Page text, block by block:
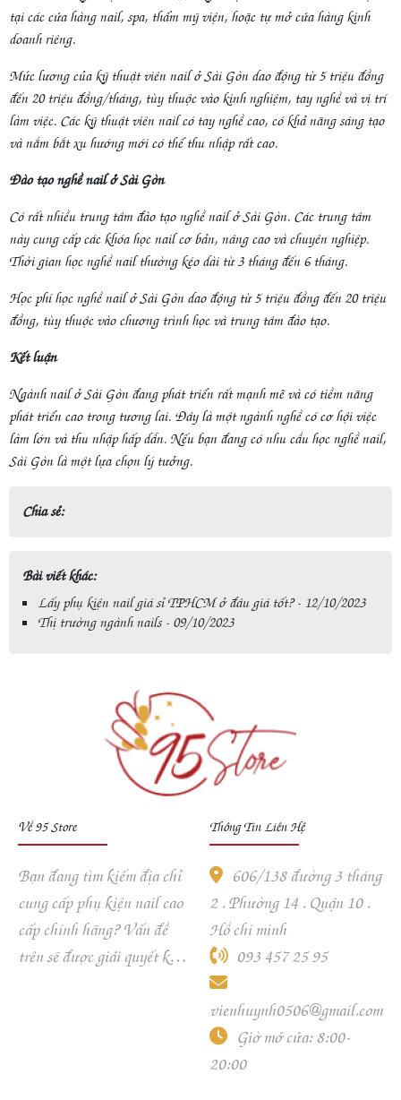
tại các cửa hàng nail, spa, thẩm mỹ viện, hoặc tự mở cửa hàng kinh
doanh riêng.
Mức lương của kỹ thuật viên nail ở Sài Gòn dao động từ 5 triệu đồng
đến 20 triệu đồng/tháng, tùy thuộc vào kinh nghiệm, tay nghề và vị trí
làm việc. Các kỹ thuật viên nail có tay nghề cao, có khả năng sáng tạo
và nắm bắt xu hướng mới có thể thu nhập rất cao.
Đào tạo nghề nail ở Sài Gòn
Có rất nhiều trung tâm đào tạo nghề nail ở Sài Gòn. Các trung tâm
này cung cấp các khóa học nail cơ bản, nâng cao và chuyên nghiệp.
Thời gian học nghề nail thường kéo dài từ 3 tháng đến 6 tháng.
Học phí học nghề nail ở Sài Gòn dao động từ 5 triệu đồng đến 20 triệu
đồng, tùy thuộc vào chương trình học và trung tâm đào tạo.
Kết luận
Ngành nail ở Sài Gòn đang phát triển rất mạnh mẽ và có tiềm năng
phát triển cao trong tương lai. Đây là một ngành nghề có cơ hội việc
làm lớn và thu nhập hấp dẫn. Nếu bạn đang có nhu cầu học nghề nail,
Sài Gòn là một lựa chọn lý tưởng.
Chia sẻ:
Bài viết khác:
Lấy phụ kiện nail giá sỉ TPHCM ở đâu giá tốt? - 12/10/2023
Thị trường ngành nails - 09/10/2023
Về 95 Store
Bạn đang tìm kiếm địa chỉ
cung cấp phụ kiện nail cao
cấp chính hãng? Vấn đề
trên sẽ được giải quyết khi
Thông Tin Liên Hệ
606/138 đường 3 tháng
2 . Phường 14 . Quận 10 .
Hồ chí minh
093 457 25 95
vienhuynh0506@gmail.com
Giờ mở cửa: 8:00-
20:00